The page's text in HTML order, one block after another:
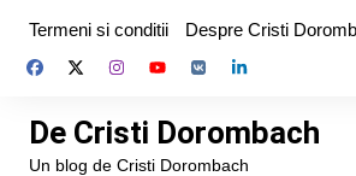
content
Termeni si conditii Despre Cristi
De Cristi Dorombach
Un blog de Cristi Dorombach